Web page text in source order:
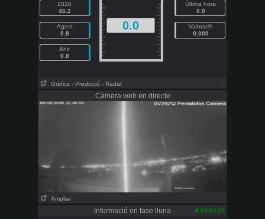
2026
46.2
Agost
0.8
Ahir
0.8
0.0
Última hora
0.0
Valorar/h
0.000
Gràfics - Predicció - Radar
Càmera web en directe
Ampliar
Informació en fase lluna 09:34:01